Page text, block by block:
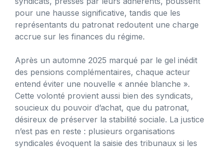
pour une hausse significative, tandis que les
représentants du patronat redoutent une charge
accrue sur les finances du régime.
Après un automne 2025 marqué par le gel inédit
des pensions complémentaires, chaque acteur
entend éviter une nouvelle « année blanche ».
Cette volonté provient aussi bien des syndicats,
soucieux du pouvoir d’achat, que du patronat,
désireux de préserver la stabilité sociale. La justice
n’est pas en reste : plusieurs organisations
syndicales évoquent la saisie des tribunaux si les